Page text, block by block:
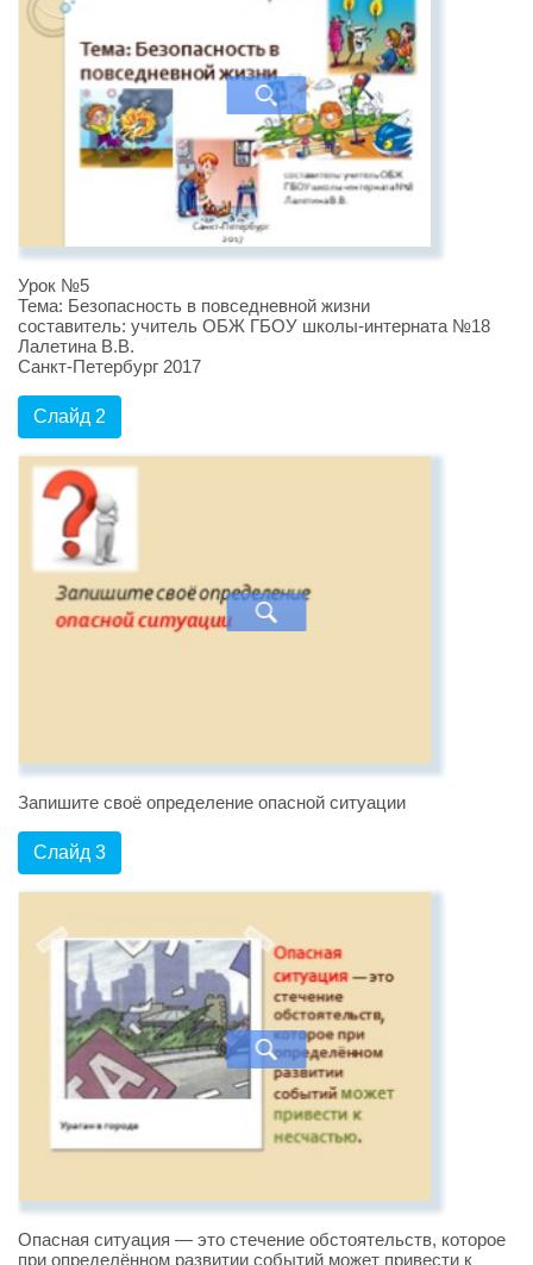
Урок №5
Тема: Безопасность в повседневной жизни
составитель: учитель ОБЖ ГБОУ школы-интерната №18
Лалетина В.В.
Санкт-Петербург 2017
Слайд 2
Запишите своё определение опасной ситуации
Слайд 3
Опасная ситуация — это стечение обстоятельств, которое
при определённом развитии событий может привести к